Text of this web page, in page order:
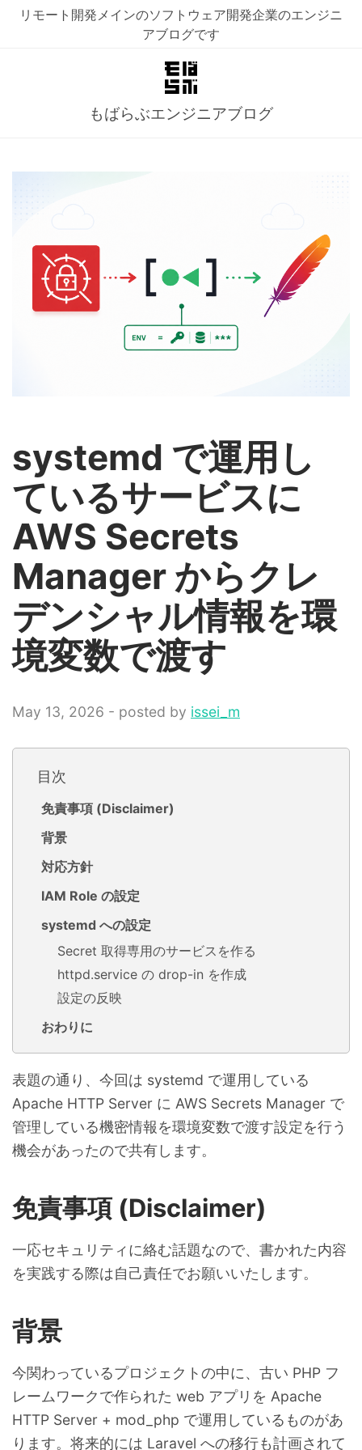
リモート開発メインのソフトウェア開発企業のエンジニ
アブログです
もばらぶエンジニアブログ
systemd で運用し
ているサービスに
AWS Secrets
Manager からクレ
デンシャル情報を環
境変数で渡す
May 13, 2026 - posted by issei_m
目次
免責事項 (Disclaimer)
背景
対応方針
IAM Role の設定
systemd への設定
Secret 取得専用のサービスを作る
httpd.service の drop-in を作成
設定の反映
おわりに
表題の通り、今回は systemd で運用している
Apache HTTP Server に AWS Secrets Manager で
管理している機密情報を環境変数で渡す設定を行う
機会があったので共有します。
免責事項 (Disclaimer)
一応セキュリティに絡む話題なので、書かれた内容
を実践する際は自己責任でお願いいたします。
背景
今関わっているプロジェクトの中に、古い PHP フ
レームワークで作られた web アプリを Apache
HTTP Server + mod_php で運用しているものがあ
ります。将来的には Laravel への移行も計画されて